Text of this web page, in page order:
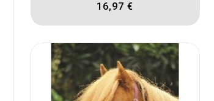
16,97 €